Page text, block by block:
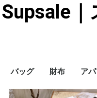
Supsale
バッグ 財布 ア